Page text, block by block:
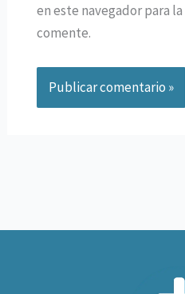
en este navegador para
comente.